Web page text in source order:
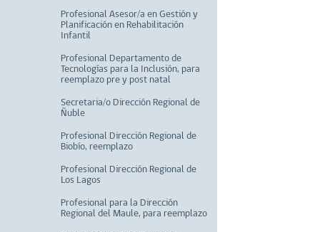
Profesional Asesor/a en Gestión y
Planificación en Rehabilitación
Infantil
Profesional Departamento de
Tecnologías para la Inclusión, para
reemplazo pre y post natal
Secretaria/o Dirección Regional de
Ñuble
Profesional Dirección Regional de
Biobío, reemplazo
Profesional Dirección Regional de
Los Lagos
Profesional para la Dirección
Regional del Maule, para reemplazo